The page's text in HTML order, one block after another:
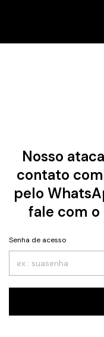
Nosso
contato
pelo
fale com
Senha de acesso